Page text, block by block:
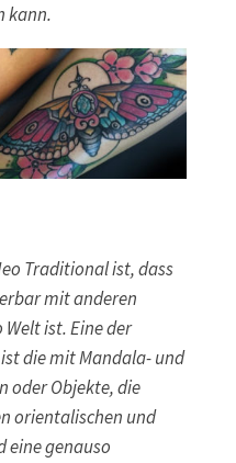
kann.
Traditional ist, dass
mit anderen
ist. Eine der
die mit Mandala- und
oder Objekte, die
orientalischen und
eine genauso